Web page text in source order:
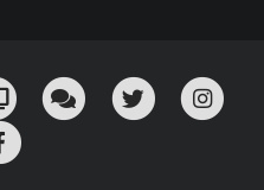
canal en Telegram!
Oink! TV Charla con nosotros
Twitter